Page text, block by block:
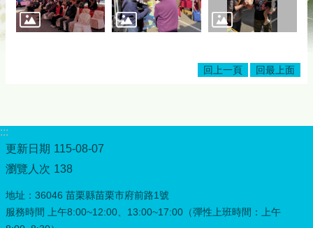
資
專
區
回
首
回上一頁 回最上面
:::
更新日期 115-08-07
瀏覽人次 138
地址：36046 苗栗縣苗栗市府前路1號
服務時間 上午8:00~12:00、13:00~17:00（彈性上班時間：上午